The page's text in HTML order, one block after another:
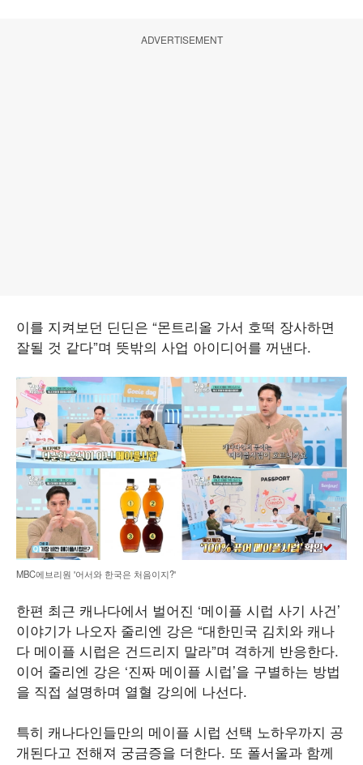
ADVERTISEMENT
이를 지켜보던 딘딘은 “몬트리올 가서 호떡 장사하면
잘될 것 같다”며 뜻밖의 사업 아이디어를 꺼낸다.
MBC에브리원 '어서와 한국은 처음이지?'
한편 최근 캐나다에서 벌어진 ‘메이플 시럽 사기 사건’
이야기가 나오자 줄리엔 강은 “대한민국 김치와 캐나
다 메이플 시럽은 건드리지 말라”며 격하게 반응한다.
이어 줄리엔 강은 ‘진짜 메이플 시럽’을 구별하는 방법
을 직접 설명하며 열혈 강의에 나선다.
특히 캐나다인들만의 메이플 시럽 선택 노하우까지 공
개된다고 전해져 궁금증을 더한다. 또 폴서울과 함께